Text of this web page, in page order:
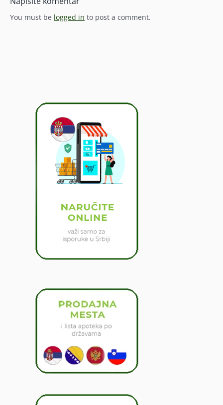
You must be logged in to post a comment.